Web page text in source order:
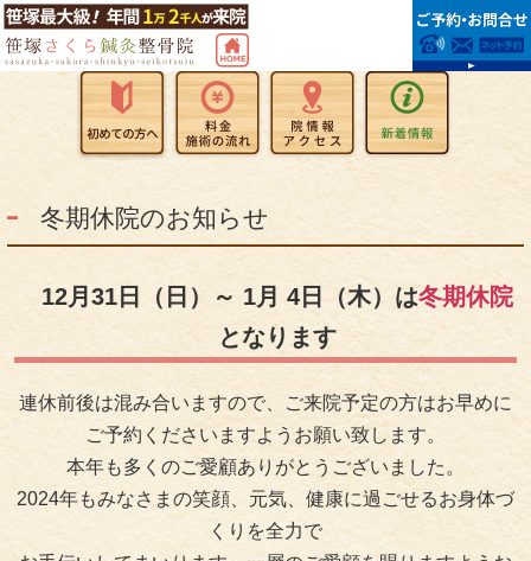
冬期休院のお知らせ
12月31日（日）～ 1月 4日（木）は冬期休院
となります
連休前後は混み合いますので、ご来院予定の方はお早めに
ご予約くださいますようお願い致します。
本年も多くのご愛顧ありがとうございました。
2024年もみなさまの笑顔、元気、健康に過ごせるお身体づ
くりを全力で